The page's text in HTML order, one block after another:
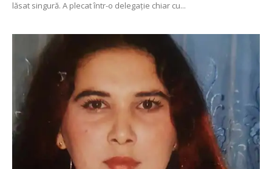
lăsat singură. A plecat într-o delegaţie chiar cu...